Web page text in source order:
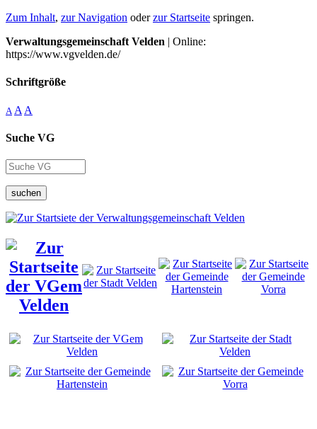
Zum Inhalt, zur Navigation oderzur Startseite springen.
Verwaltungsgemeinschaft Velden | Online:
https://www.vgvelden.de/
Schriftgröße
A A A
Suche VG
suchen